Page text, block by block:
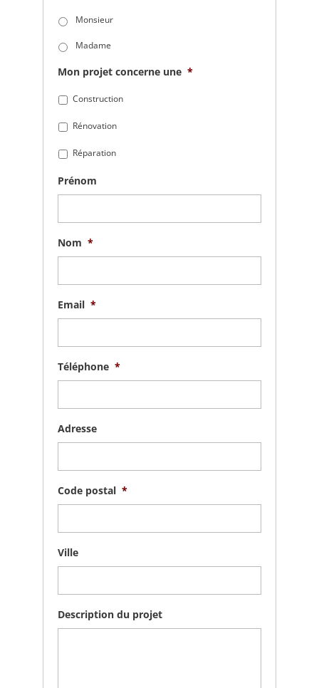
Monsieur
Madame
Mon projet concerne une *
Construction
Rénovation
Réparation
Prénom
Nom *
Email *
Téléphone *
Adresse
Code postal *
Ville
Description du projet